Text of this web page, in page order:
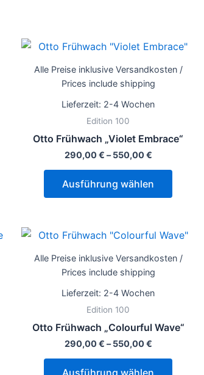
Alle Preise inklusive Versandkosten /
Prices include shipping
Lieferzeit: 2-4 Wochen
Edition 100
Otto Frühwach „Violet Embrace“
290,00€ –550,00€
Ausführung wählen
Dieses
weist
Die
können
gewählt
werden
Alle Preise inklusive Versandkosten /
Prices include shipping
Lieferzeit: 2-4 Wochen
Edition 100
Otto Frühwach „Colourful Wave“
290,00€ –550,00€
Dieses
weist
Die
können